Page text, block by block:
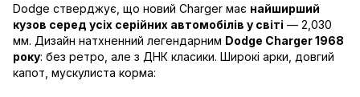
Dodge стверджує, що новий Charger має найширший
кузов серед усіх серійних автомобілів у світі — 2,030
мм. Дизайн натхненний легендарним Dodge Charger 1968
року: без ретро, але з ДНК класики. Широкі арки, довгий
капот, мускулиста корма: